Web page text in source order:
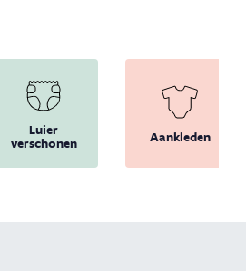
Luier
verschonen
Aankleden